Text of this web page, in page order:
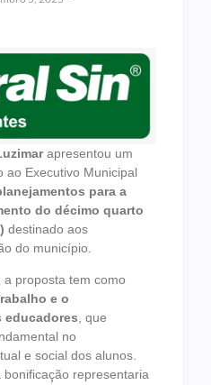
apresentou um
ao Executivo Municipal
para a
do décimo quarto
destinado aos
do município.
proposta tem como
e o
educadores, que
no
e social dos alunos.
representaria